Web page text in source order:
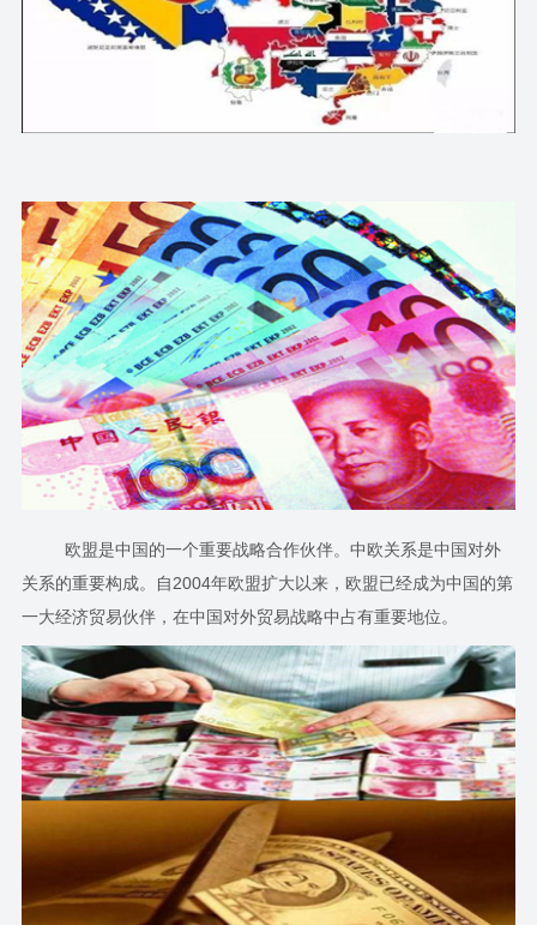
欧盟是中国的一个重要战略合作伙伴。中欧关系是中国对外
关系的重要构成。自2004年欧盟扩大以来，欧盟已经成为中国的第
一大经济贸易伙伴，在中国对外贸易战略中占有重要地位。